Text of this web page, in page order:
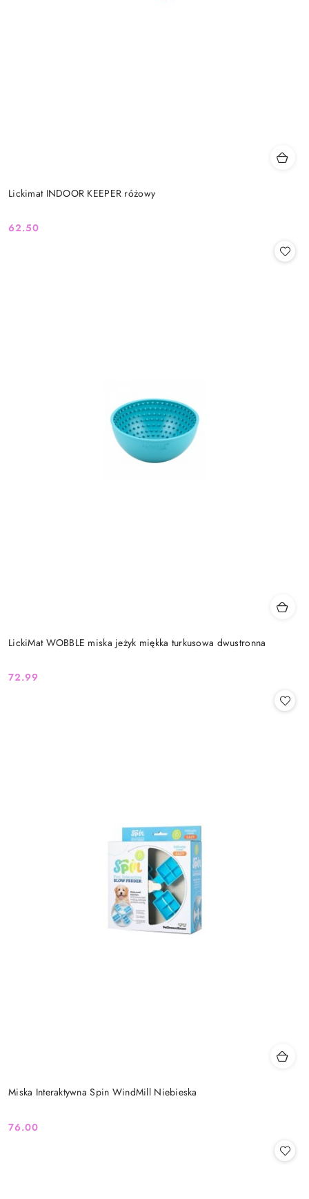
Lickimat INDOOR KEEPER różowy
Cena:
62.50
LickiMat WOBBLE miska jeżyk miękka turkusowa dwustronna
Cena:
72.99
Miska Interaktywna Spin WindMill Niebieska
Cena:
76.00